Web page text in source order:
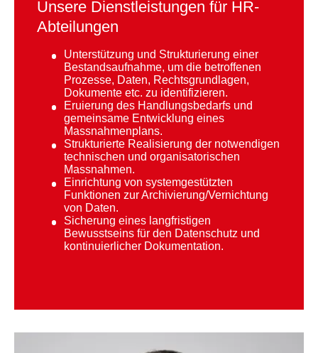
Unsere Dienstleistungen für HR-
Abteilungen
Unterstützung und Strukturierung einer
Bestandsaufnahme, um die betroffenen
Prozesse, Daten, Rechtsgrundlagen,
Dokumente etc. zu identifizieren.
Eruierung des Handlungsbedarfs und
gemeinsame Entwicklung eines
Massnahmenplans.
Strukturierte Realisierung der notwendigen
technischen und organisatorischen
Massnahmen.
Einrichtung von systemgestützten
Funktionen zur Archivierung/Vernichtung
von Daten.
Sicherung eines langfristigen
Bewusstseins für den Datenschutz und
kontinuierlicher Dokumentation.